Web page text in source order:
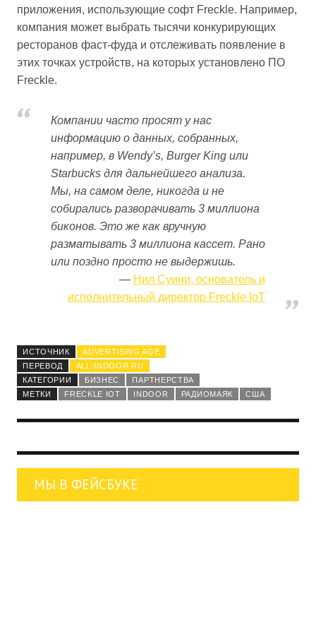
приложения, использующие софт Freckle. Например,
компания может выбрать тысячи конкурирующих
ресторанов фаст-фуда и отслеживать появление в
этих точках устройств, на которых установлено ПО
Freckle.
Компании часто просят у нас
информацию о данных, собранных,
например, в Wendy’s, Burger King или
Starbucks для дальнейшего анализа.
Мы, на самом деле, никогда и не
собирались разворачивать 3 миллиона
биконов. Это же как вручную
разматывать 3 миллиона кассет. Рано
или поздно просто не выдержишь.
Нил Суини, основатель и
исполнительный директор Freckle IoT
ИСТОЧНИК
ADVERTISING AGE
ПЕРЕВОД
ALL-INDOOR.RU
КАТЕГОРИИ
БИЗНЕС
ПАРТНЕРСТВА
МЕТКИ
FRECKLE IOT INDOOR РАДИОМАЯК США
МЫ В ФЕЙСБУКЕ